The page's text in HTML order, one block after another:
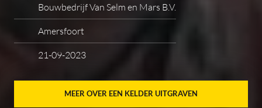
Bouwbedrijf Van Selm en Mars B.V.
Amersfoort
21-09-2023
MEER OVER EEN KELDER UITGRAVEN